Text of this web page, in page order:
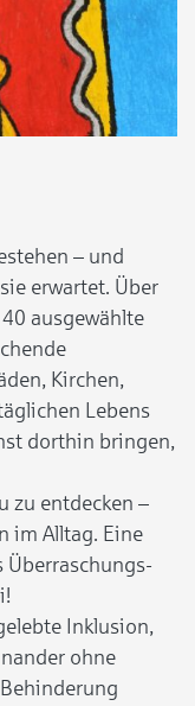
– und
erwartet. Über
ausgewählte
Kirchen,
Lebens
dorthin bringen,
zu entdecken –
im Alltag. Eine
Überraschungs-
Inklusion,
ohne